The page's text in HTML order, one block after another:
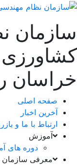
سازمان
کشاورزی
خراسان
صفحه اصلی
آخرین اخبار
ارتباط با ما و
آموزش
دوره های
معرفی سازمان